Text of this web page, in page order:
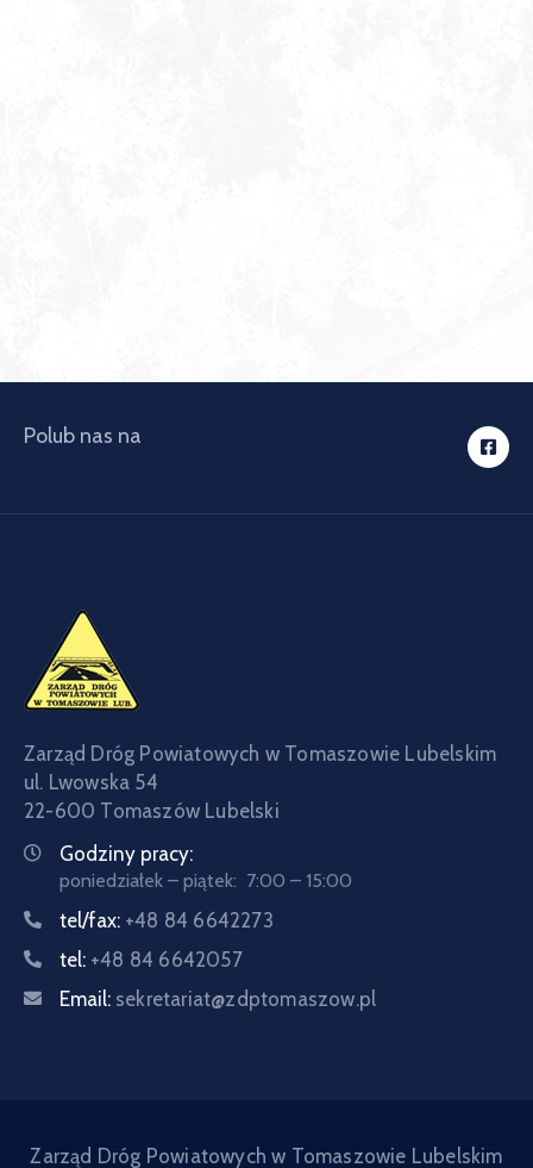
Polub nas na
Zarząd Dróg Powiatowych w Tomaszowie Lubelskim
ul. Lwowska 54
22-600 Tomaszów Lubelski
Godziny pracy:
poniedziałek – piątek: 7:00 – 15:00
tel/fax: +48 84 6642273
tel: +48 84 6642057
Email: sekretariat@zdptomaszow.pl
Zarząd Dróg Powiatowych w Tomaszowie Lubelskim